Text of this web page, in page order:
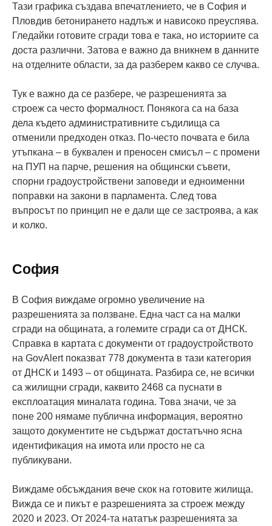
Тази графика създава впечатлението, че в София и
Пловдив бетонирането надлъж и нависоко преуспява.
Гледайки готовите сгради това е така, но историите са
доста различни. Затова е важно да вникнем в данните
на отделните области, за да разберем какво се случва.
Тук е важно да се разбере, че разрешенията за
строеж са често формалност. Понякога са на база
дела където административните съдилища са
отменили предходен отказ. По-често почвата е била
утъпкана – в буквален и преносен смисъл – с промени
на ПУП на парче, решения на общински съвети,
спорни градоустройствени заповеди и едноименни
поправки на закони в парламента. След това
въпросът по принцип не е дали ще се застроява, а как
и колко.
София
В София виждаме огромно увеличение на
разрешенията за ползване. Една част са на малки
сгради на общината, а големите сгради са от ДНСК.
Справка в картата с документи от градоустройството
на GovAlert показват 778 документа в тази категория
от ДНСК и 1493 – от общината. Разбира се, не всички
са жилищни сгради, каквито 2468 са пуснати в
експлоатация миналата година. Това значи, че за
поне 200 нямаме публична информация, вероятно
защото документите не съдържат достатъчно ясна
идентификация на имота или просто не са
публикувани.
Виждаме обсъждания вече скок на готовите жилища.
Вижда се и пикът е разрешенията за строеж между
2020 и 2023. От 2024-та нататък разрешенията за